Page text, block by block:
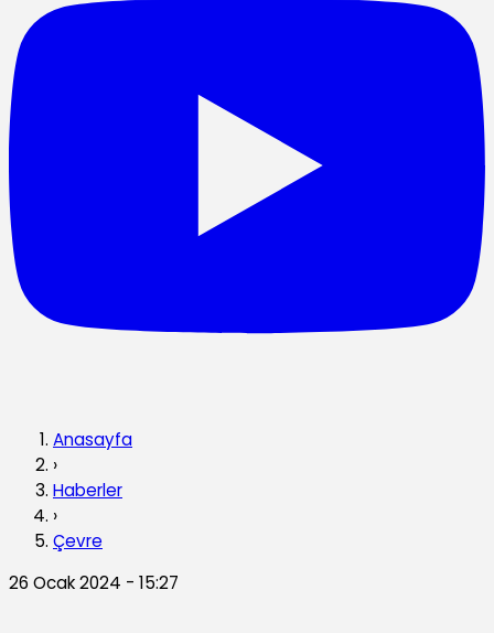
Anasayfa
›
Haberler
›
Çevre
26 Ocak 2024 - 15:27